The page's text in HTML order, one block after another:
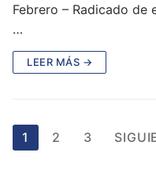
Febrero – Radicado de
…
LEER MÁS →
Paginación
de
1 2 3